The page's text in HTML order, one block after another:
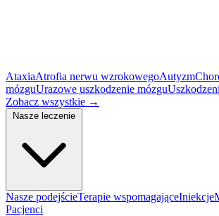
AtaxiaAtrofia nerwu wzrokowegoAutyzm
mózguUrazowe uszkodzenie mózgu
Zobacz wszystkie →
Nasze podejścieTerapie wspomagająceIniekcje
Pacjenci